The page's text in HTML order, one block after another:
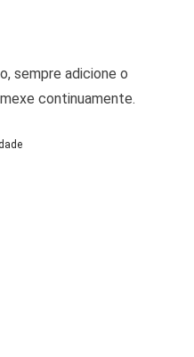
sempre adicione o
continuamente.